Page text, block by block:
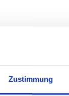
Zustimmung
größter Sorgfalt
Als